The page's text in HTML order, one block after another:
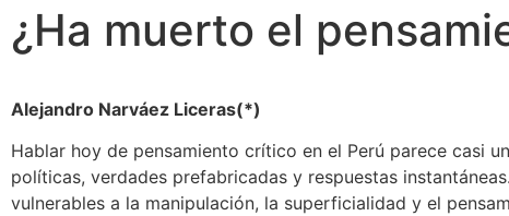
¿Ha muerto el
Alejandro Narváez Liceras(*)
Hablar hoy de pensamiento crítico en el Perú parece casi
políticas, verdades prefabricadas y respuestas
vulnerables a la manipulación, la superficialidad y el